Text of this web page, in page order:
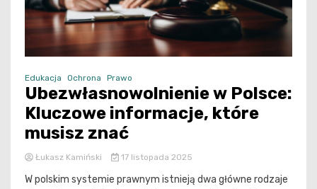
Edukacja Ochrona Prawo
Ubezwłasnowolnienie w Polsce:
Kluczowe informacje, które
musisz znać
Łukasz Kamiński 17 listopada 2025
W polskim systemie prawnym istnieją dwa główne rodzaje